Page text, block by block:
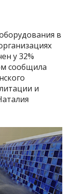
в
у 32%
сообщила
и